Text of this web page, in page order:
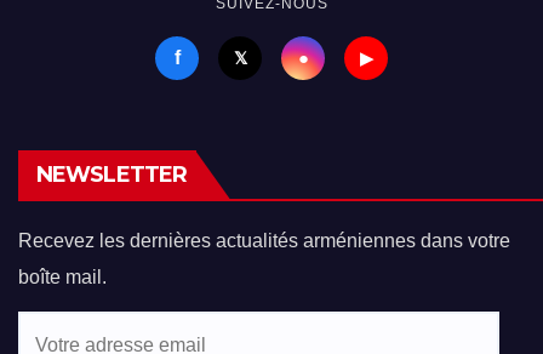
SUIVEZ-NOUS
f 𝕏 ● ▶
NEWSLETTER
Recevez les dernières actualités arméniennes dans votre
boîte mail.